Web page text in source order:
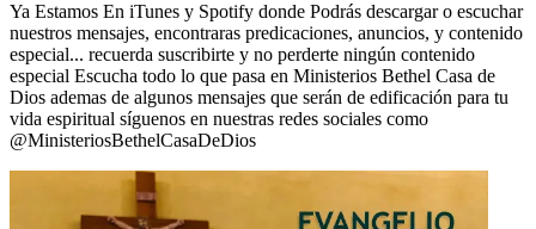
Ya Estamos En iTunes y Spotify donde Podrás descargar o escuchar
nuestros mensajes, encontraras predicaciones, anuncios, y contenido
especial... recuerda suscribirte y no perderte ningún contenido
especial Escucha todo lo que pasa en Ministerios Bethel Casa de
Dios ademas de algunos mensajes que serán de edificación para tu
vida espiritual síguenos en nuestras redes sociales como
@MinisteriosBethelCasaDeDios